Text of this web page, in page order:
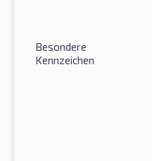
Besondere
Kennzeichen